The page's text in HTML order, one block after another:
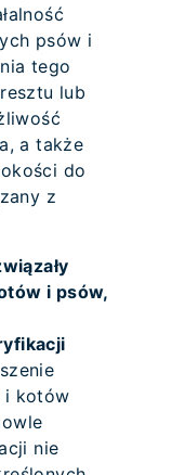
psów i
tego
lub
a także
do
z
i psów,
i kotów
nie